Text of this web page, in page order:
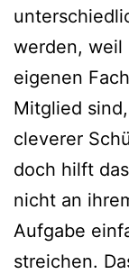
werden, weil
eigenen
Mitglied
cleverer
doch hilft
nicht an
Aufgabe
streichen.